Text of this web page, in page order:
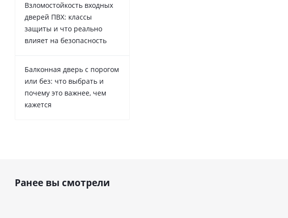
Взломостойкость входных
дверей ПВХ: классы
защиты и что реально
влияет на безопасность
Балконная дверь с порогом
или без: что выбрать и
почему это важнее, чем
кажется
Ранее вы смотрели